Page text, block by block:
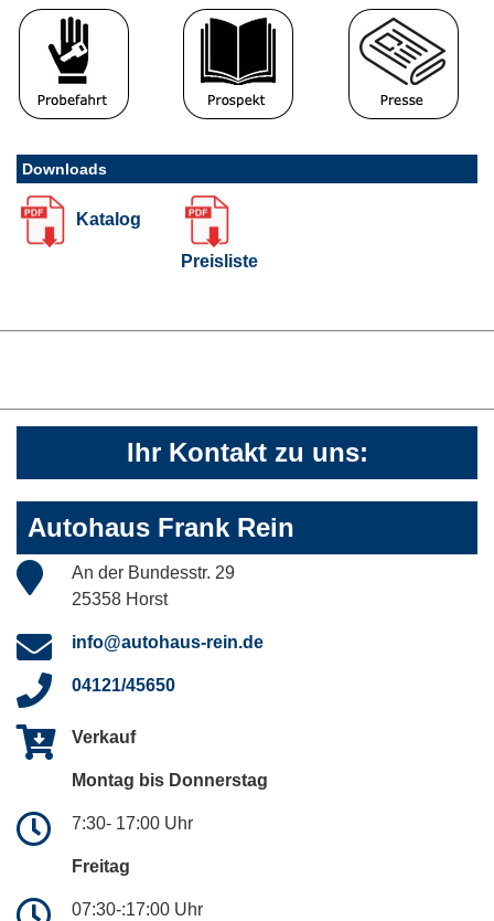
Downloads
Katalog
Preisliste
Ihr Kontakt zu uns:
Autohaus Frank Rein
An der Bundesstr. 29
25358 Horst
info@autohaus-rein.de
04121/45650
Verkauf
Montag bis Donnerstag
7:30- 17:00 Uhr
Freitag
07:30-:17:00 Uhr